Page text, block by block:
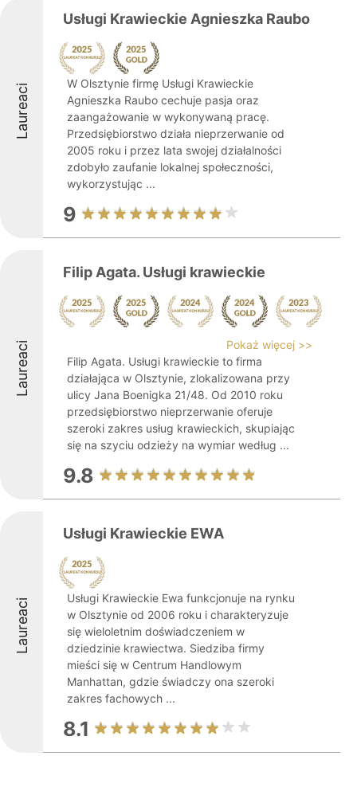
Laureaci
Usługi Krawieckie Agnieszka Raubo
W Olsztynie firmę Usługi Krawieckie
Agnieszka Raubo cechuje pasja oraz
zaangażowanie w wykonywaną pracę.
Przedsiębiorstwo działa nieprzerwanie od
2005 roku i przez lata swojej działalności
zdobyło zaufanie lokalnej społeczności,
wykorzystując ...
9
Laureaci
Filip Agata. Usługi krawieckie
Pokaż więcej >>
Filip Agata. Usługi krawieckie to firma
działająca w Olsztynie, zlokalizowana przy
ulicy Jana Boenigka 21/48. Od 2010 roku
przedsiębiorstwo nieprzerwanie oferuje
szeroki zakres usług krawieckich, skupiając
się na szyciu odzieży na wymiar według ...
9.8
Laureaci
Usługi Krawieckie EWA
Usługi Krawieckie Ewa funkcjonuje na rynku
w Olsztynie od 2006 roku i charakteryzuje
się wieloletnim doświadczeniem w
dziedzinie krawiectwa. Siedziba firmy
mieści się w Centrum Handlowym
Manhattan, gdzie świadczy ona szeroki
zakres fachowych ...
8.1